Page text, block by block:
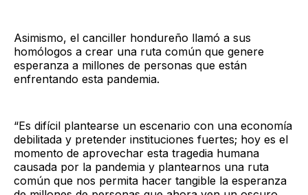
Asimismo, el canciller hondureño llamó a sus
homólogos a crear una ruta común que genere
esperanza a millones de personas que están
enfrentando esta pandemia.
“Es difícil plantearse un escenario con una economía
debilitada y pretender instituciones fuertes; hoy es el
momento de aprovechar esta tragedia humana
causada por la pandemia y plantearnos una ruta
común que nos permita hacer tangible la esperanza